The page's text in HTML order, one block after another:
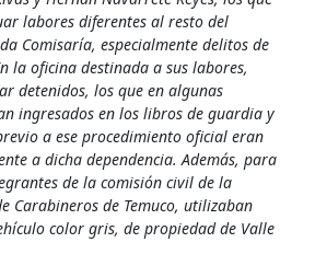
labores diferentes al resto del
Comisarí­a, especialmente delitos de
la oficina destinada a sus labores,
detenidos, los que en algunas
ingresados en los libros de guardia y
a ese procedimiento oficial eran
a dicha dependencia. Además, para
de la comisión civil de la
Carabineros de Temuco, utilizaban
color gris, de propiedad de Valle